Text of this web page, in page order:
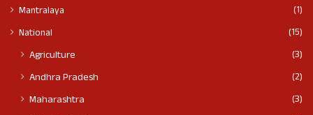
Mantralaya
(1)
National
(15)
Agriculture
(3)
Andhra Pradesh
(2)
Maharashtra
(3)